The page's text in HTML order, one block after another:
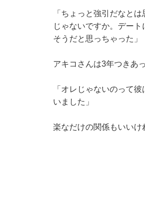
「ちょっと強引だなと
じゃないですか。デー
そうだと思っちゃった」
アキコさんは3年つきあ
「オレじゃないのって
いました」
楽なだけの関係もいいけ